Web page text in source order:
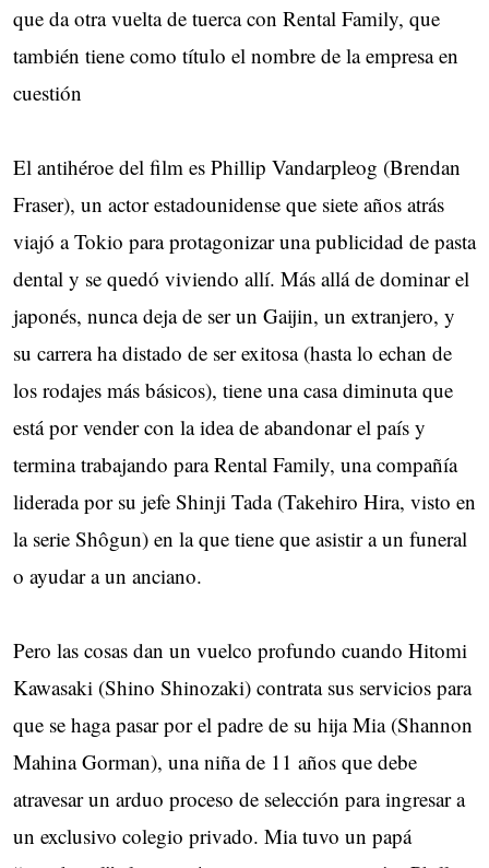
que da otra vuelta de tuerca con Rental Family, que
también tiene como título el nombre de la empresa en
cuestión
El antihéroe del film es Phillip Vandarpleog (Brendan
Fraser), un actor estadounidense que siete años atrás
viajó a Tokio para protagonizar una publicidad de pasta
dental y se quedó viviendo allí. Más allá de dominar el
japonés, nunca deja de ser un Gaijin, un extranjero, y
su carrera ha distado de ser exitosa (hasta lo echan de
los rodajes más básicos), tiene una casa diminuta que
está por vender con la idea de abandonar el país y
termina trabajando para Rental Family, una compañía
liderada por su jefe Shinji Tada (Takehiro Hira, visto en
la serie Shôgun) en la que tiene que asistir a un funeral
o ayudar a un anciano.
Pero las cosas dan un vuelco profundo cuando Hitomi
Kawasaki (Shino Shinozaki) contrata sus servicios para
que se haga pasar por el padre de su hija Mia (Shannon
Mahina Gorman), una niña de 11 años que debe
atravesar un arduo proceso de selección para ingresar a
un exclusivo colegio privado. Mia tuvo un papá